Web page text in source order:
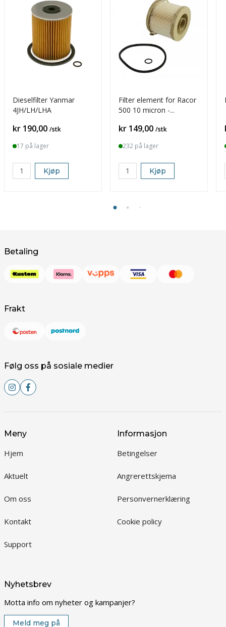
Dieselfilter Yanmar
4JH/LH/LHA
Pris
kr 190,00 /stk
17 på lager
Kjøp
Filter element for Racor
500 10 micron -
Pris
kr 149,00 /stk
232 på lager
Kjøp
Betaling
Frakt
Følg oss på sosiale medier
Meny
Hjem
Aktuelt
Om oss
Kontakt
Support
Informasjon
Betingelser
Angrerettskjema
Personvernerklæring
Cookie policy
Nyhetsbrev
Motta info om nyheter og kampanjer?
Meld meg på